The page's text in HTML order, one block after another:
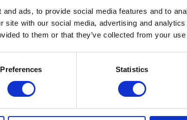
ads, to provide social media features and to
site with our social media, advertising and
to them or that they’ve collected from your
Preferences Statistics
✓ Fri frakt över 399 kr
✓ Gratis teprov i varje
fungerar endast
erbjudanden.